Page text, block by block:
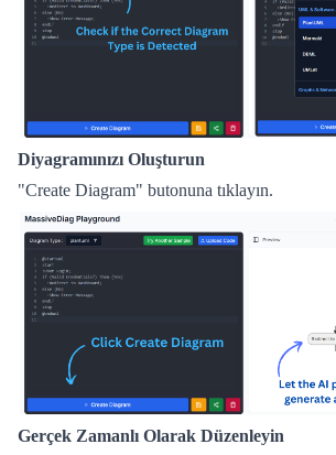
Diyagramınızı Oluşturun
"Create Diagram" butonuna tıklayın.
Gerçek Zamanlı Olarak Düzenleyin